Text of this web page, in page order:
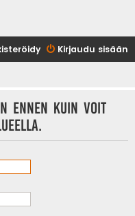
Kirjaudu sisään
ennen kuin voit